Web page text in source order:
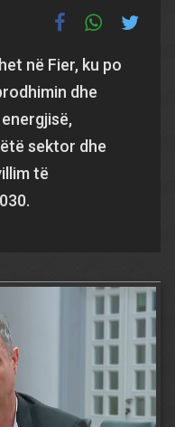
në Fier, ku po
dhe
sektor dhe
të